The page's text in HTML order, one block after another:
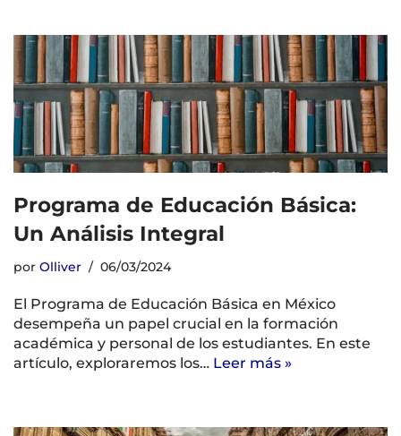
Programa de Educación Básica:
Un Análisis Integral
por Olliver 06/03/2024
El Programa de Educación Básica en México
desempeña un papel crucial en la formación
académica y personal de los estudiantes. En este
artículo, exploraremos los… Leer más »